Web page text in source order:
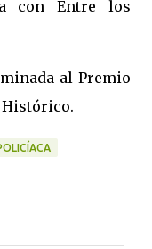
con Entre los
al Premio